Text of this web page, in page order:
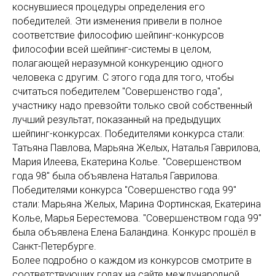
коснувшиеся процедуры определения его
победителей. Эти изменения привели в полное
соответствие философию шейпинг-конкурсов
философии всей шейпинг-системы в целом,
полагающей неразумной конкуренцию одного
человека с другим. С этого года для того, чтобы
считаться победителем "Совершенство года",
участнику надо превзойти только свой собственный
лучший результат, показанный на предыдущих
шейпинг-конкурсах. Победителями конкурса стали:
Татьяна Павлова, Марьяна Желых, Наталья Гаврилова,
Мария Илеева, Екатерина Колье. "Совершенством
года 98" была объявлена Наталья Гаврилова.
Победителями конкурса "Совершенство года 99"
стали: Марьяна Желых, Марина Фортинская, Екатерина
Колье, Марья Берестемова. "Совершенством года 99"
была объявлена Елена Баландина. Конкурс прошёл в
Санкт-Петербурге.
Более подробно о каждом из конкурсов смотрите в